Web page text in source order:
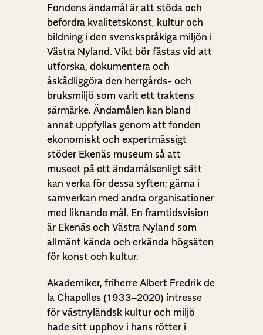
Fondens ändamål är att stöda och
befordra kvalitetskonst, kultur och
bildning i den svenskspråkiga miljön i
Västra Nyland. Vikt bör fästas vid att
utforska, dokumentera och
åskådliggöra den herrgårds- och
bruksmiljö som varit ett traktens
särmärke. Ändamålen kan bland
annat uppfyllas genom att fonden
ekonomiskt och expertmässigt
stöder Ekenäs museum så att
museet på ett ändamålsenligt sätt
kan verka för dessa syften; gärna i
samverkan med andra organisationer
med liknande mål. En framtidsvision
är Ekenäs och Västra Nyland som
allmänt kända och erkända högsäten
för konst och kultur.
Akademiker, friherre Albert Fredrik de
la Chapelles (1933–2020) intresse
för västnyländsk kultur och miljö
hade sitt upphov i hans rötter i